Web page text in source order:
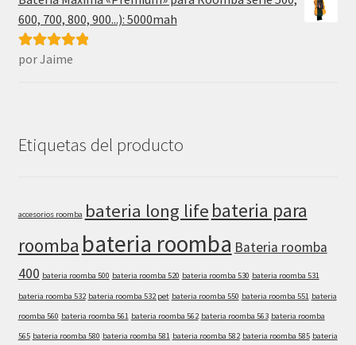
600, 700, 800, 900...): 5000mah
Valorado con
por Jaime
Etiquetas del producto
accesorios roomba bateria long life bateria para
roomba bateria roomba Bateria roomba
400 bateria roomba 500 bateria roomba 520 bateria roomba 530 bateria roomba 531
bateria roomba 532 bateria roomba 532 pet bateria roomba 550 bateria roomba 551 bateria
roomba 560 bateria roomba 561 bateria roomba 562 bateria roomba 563 bateria roomba
565 bateria roomba 580 bateria roomba 581 bateria roomba 582 bateria roomba 585 bateria